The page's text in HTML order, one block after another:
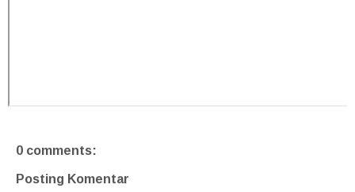
0 comments:
Posting Komentar